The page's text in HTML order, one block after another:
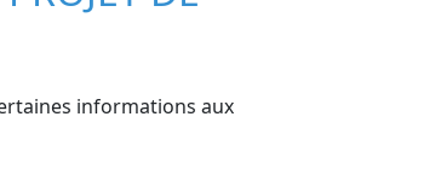
informations aux